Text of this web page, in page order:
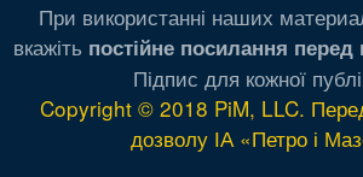
При використанні наших
вкажіть постійне посилання перед
Підпис для кожної
Copyright © 2018 PiM, LLC.
дозволу ІА «Петро і